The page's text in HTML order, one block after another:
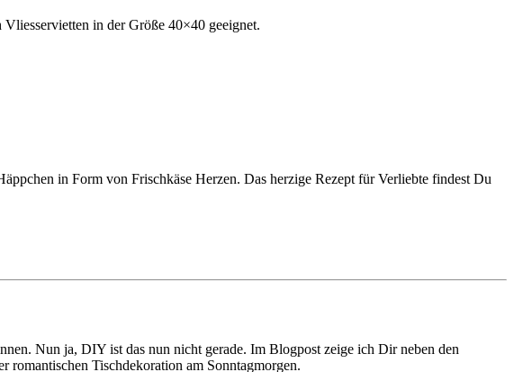
in der Größe 40×40 geeignet.
in Form von Frischkäse Herzen. Das herzige Rezept für Verliebte findest Du
Nun ja, DIY ist das nun nicht gerade. Im Blogpost zeige ich Dir neben den
romantischen Tischdekoration am Sonntagmorgen.